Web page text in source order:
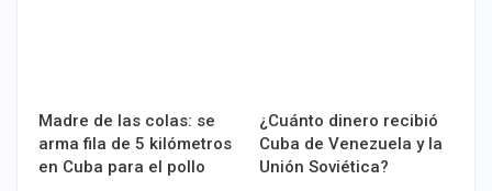
Madre de las colas: se
arma fila de 5 kilómetros
en Cuba para el pollo
¿Cuánto dinero recibió
Cuba de Venezuela y la
Unión Soviética?